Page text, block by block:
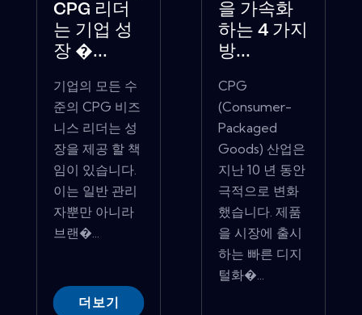
CPG 리더
는 기업 성
장 �...
기업의 모든 수
준의 CPG 비즈
니스 리더는 성
장을 제공 할 책
임이 있습니다.
이는 일반 관리
자뿐만 아니라
브랜�...
더보기
을 가속화
하는 4 가지
방...
CPG
(Consumer-
Packaged
Goods) 산업은
지난 10 년 동안
극적으로 변화
했습니다. 제품
을 시장에 출시
하는 빠른 디지
털화�...